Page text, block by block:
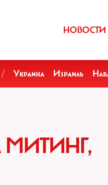
НОВОСТИ
/ Украина Израиль